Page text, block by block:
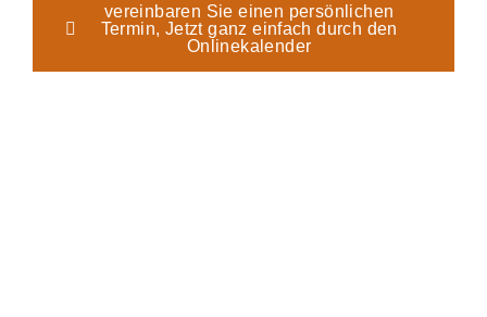
vereinbaren Sie einen persönlichen
Termin, Jetzt ganz einfach durch den
Onlinekalender